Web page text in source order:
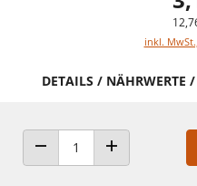
inkl.
DETAILS / NÄHRWERTE
ANZAHL VERRINGERN
ANZAHL